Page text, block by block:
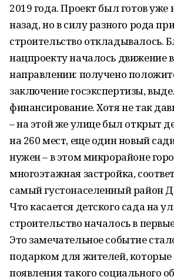
2019 года. Проект был готов уже
назад, но в силу разного рода
строительство откладывалось.
нацпроекту началось движение
направлении: получено
заключение госэкспертизы,
финансирование. Хотя не так
– на этой же улице был открыт
на 260 мест, еще один новый
нужен – в этом микрорайоне
многоэтажная застройка,
самый густонаселенный район
Что касается детского сада на
строительство началось в
Это замечательное событие
подарком для жителей,
появления такого социального